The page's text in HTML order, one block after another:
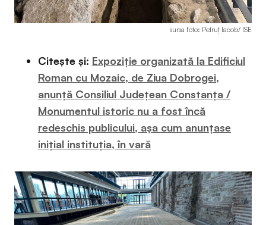
sursa foto: Petruț Iacob/ ISE
Citește și: Expoziție organizată la Edificiul
Roman cu Mozaic, de Ziua Dobrogei,
anunță Consiliul Județean Constanța /
Monumentul istoric nu a fost încă
redeschis publicului, așa cum anunțase
inițial instituția, în vară